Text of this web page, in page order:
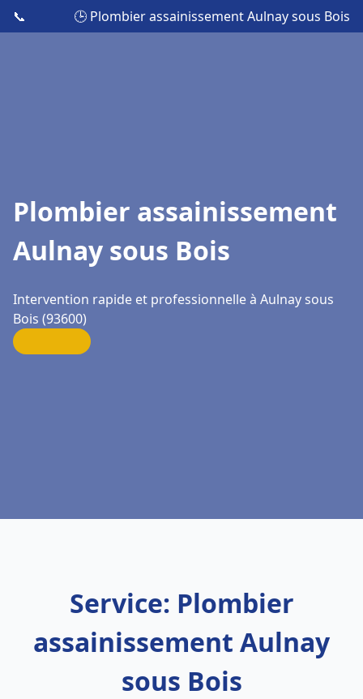
📞 🕒 Plombier assainissement Aulnay sous Bois
Plombier assainissement
Aulnay sous Bois
Intervention rapide et professionnelle à Aulnay sous
Bois (93600)
Service: Plombier
assainissement Aulnay
sous Bois